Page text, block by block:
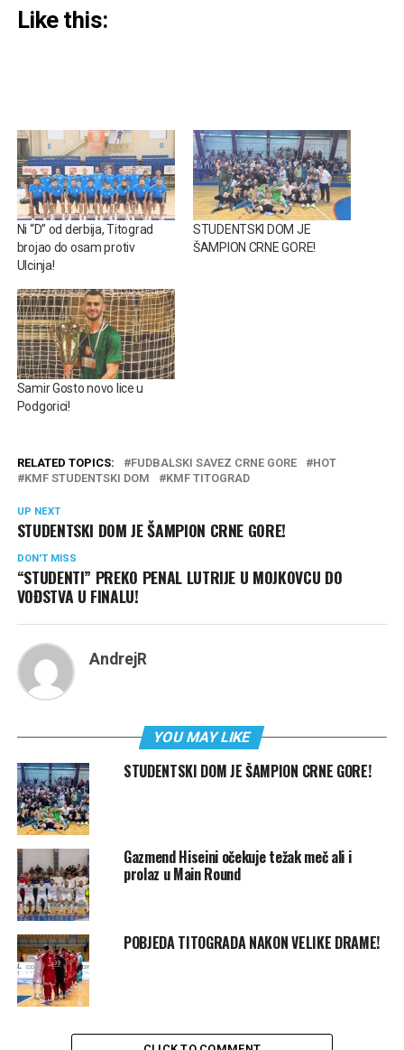
Like this:
Ni “D” od derbija, Titograd
brojao do osam protiv
Ulcinja!
STUDENTSKI DOM JE
ŠAMPION CRNE GORE!
Samir Gosto novo lice u
Podgorici!
RELATED TOPICS: FUDBALSKI SAVEZ CRNE GORE
HOT
KMF STUDENTSKI DOM
KMF TITOGRAD
UP NEXT
STUDENTSKI DOM JE ŠAMPION CRNE GORE!
DON'T MISS
“STUDENTI” PREKO PENAL LUTRIJE U MOJKOVCU DO
VOĐSTVA U FINALU!
AndrejR
YOU MAY LIKE
STUDENTSKI DOM JE ŠAMPION CRNE GORE!
Gazmend Hiseini očekuje težak meč ali i
prolaz u Main Round
POBJEDA TITOGRADA NAKON VELIKE DRAME!